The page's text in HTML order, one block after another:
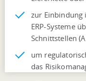
zur Einbindung
ERP-Systeme
Schnittstellen
um
das